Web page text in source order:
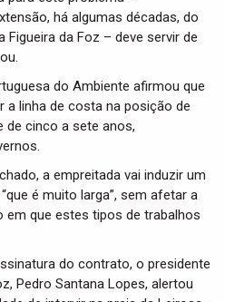
há algumas décadas, do
da Foz – deve servir de
do Ambiente afirmou que
a linha de costa na posição de
de cinco a sete anos,
a empreitada vai induzir um
é muito larga”, sem afetar a
em que estes tipos de trabalhos
do contrato, o presidente
Pedro Santana Lopes, alertou